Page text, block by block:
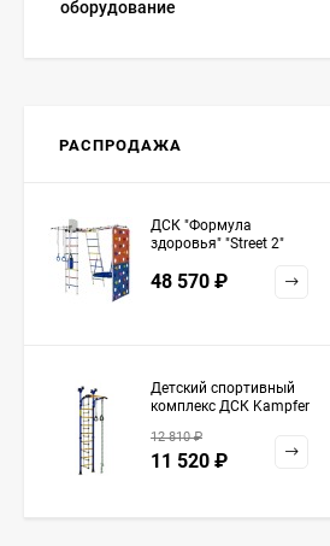
оборудование
РАСПРОДАЖА
ДСК "Формула
здоровья" "Street 2"
48 570
Детский спортивный
комплекс ДСК Kampfer
12 810
11 520